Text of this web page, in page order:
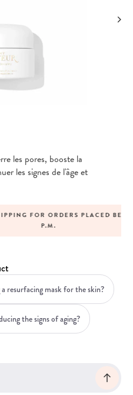
les pores, booste la
les signes de l'âge et
PLACED BEFORE 1
resurfacing mask for the skin?
the signs of aging?